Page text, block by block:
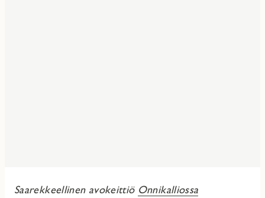
Saarekkeellinen avokeittiö Onnikalliossa